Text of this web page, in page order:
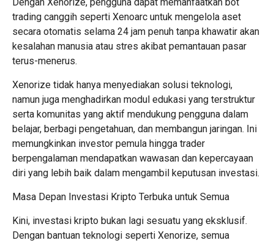
trading canggih seperti Xenoarc untuk mengelola aset
secara otomatis selama 24 jam penuh tanpa khawatir akan
kesalahan manusia atau stres akibat pemantauan pasar
terus-menerus.
Xenorize tidak hanya menyediakan solusi teknologi,
namun juga menghadirkan modul edukasi yang terstruktur
serta komunitas yang aktif mendukung pengguna dalam
belajar, berbagi pengetahuan, dan membangun jaringan. Ini
memungkinkan investor pemula hingga trader
berpengalaman mendapatkan wawasan dan kepercayaan
diri yang lebih baik dalam mengambil keputusan investasi.
Masa Depan Investasi Kripto Terbuka untuk Semua
Kini, investasi kripto bukan lagi sesuatu yang eksklusif.
Dengan bantuan teknologi seperti Xenorize, semua